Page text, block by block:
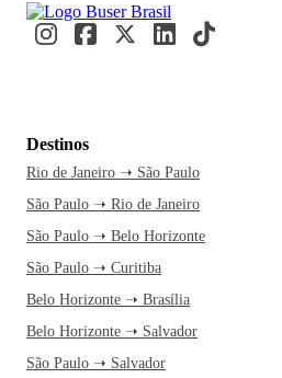
Destinos
Rio de Janeiro ➝ São Paulo
São Paulo ➝ Rio de Janeiro
São Paulo ➝ Belo Horizonte
São Paulo ➝ Curitiba
Belo Horizonte ➝ Brasília
Belo Horizonte ➝ Salvador
São Paulo ➝ Salvador